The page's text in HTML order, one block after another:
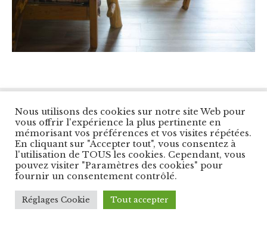
Reserved.
Designed byCybernet Int.
Nous utilisons des cookies sur notre site Web pour
vous offrir l'expérience la plus pertinente en
mémorisant vos préférences et vos visites répétées.
En cliquant sur "Accepter tout", vous consentez à
l'utilisation de TOUS les cookies. Cependant, vous
pouvez visiter "Paramètres des cookies" pour
fournir un consentement contrôlé.
Réglages Cookie Tout accepter